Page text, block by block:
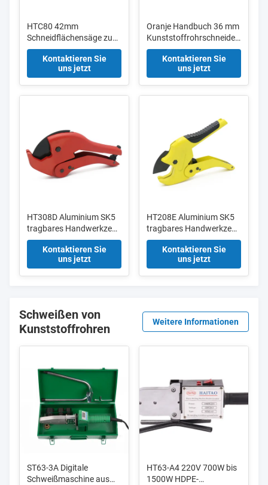
HTC80 42mm
Schneidflächensäge zum
Schneiden von PVC-
Rohrschneidern mit
Blisterkarte
Kontaktieren Sie
uns jetzt
Oranje Handbuch 36 mm
Kunststoffrohrschneider
Aluminiumlegierung
KörperKontaktieren Sie
uns jetzt
HT308D Aluminium SK5
tragbares Handwerkzeug
42MM Rohrschneider
PPR
Kunststoffrohrschneider
Kontaktieren Sie
uns jetzt
HT208E Aluminium SK5
tragbares Handwerkzeug
42MM Rohrschneider
PVC-
Plastikrohrschneider
Kontaktieren Sie
uns jetzt
Schweißen von
Kunststoffrohren
Weitere Informationen
ST63-3A Digitale
Schweißmaschine aus
HT63-A4 220V 700W bis
1500W HDPE-